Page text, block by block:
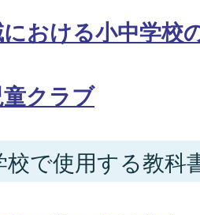
おける小中学校
クラブ
校で使用する教科